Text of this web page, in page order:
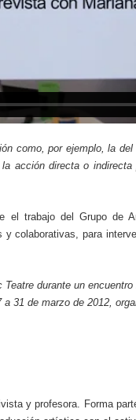
como, por ejemplo, la
acción directa o
el trabajo del Grupo de
colaborativas, para
durante un
a 31 de marzo de 2012,
y profesora. Forma